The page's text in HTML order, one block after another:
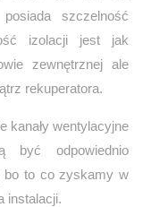
szczelność
izolacji jest jak
zewnętrznej ale
rekuperatora.
kanały wentylacyjne
być odpowiednio
bo to co zyskamy w
instalacji.